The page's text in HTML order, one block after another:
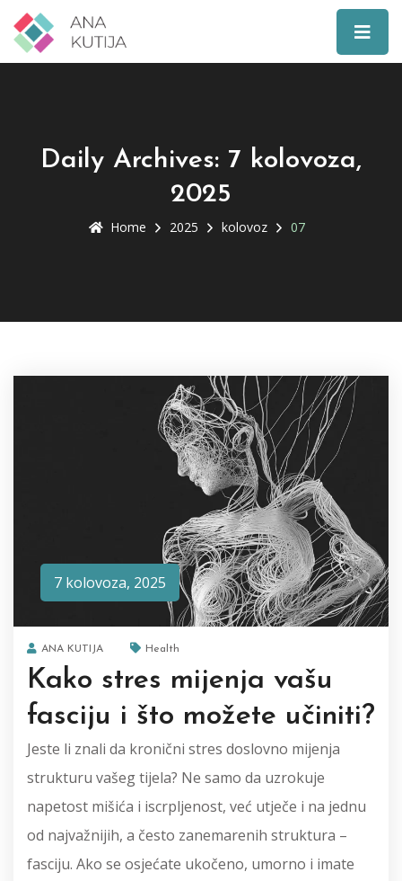
Daily Archives: 7 kolovoza,
2025
Home 2025 kolovoz 07
7 kolovoza, 2025
ANA KUTIJA Health
Kako stres mijenja vašu
fasciju i što možete učiniti?
Jeste li znali da kronični stres doslovno mijenja
strukturu vašeg tijela? Ne samo da uzrokuje
napetost mišića i iscrpljenost, već utječe i na jednu
od najvažnijih, a često zanemarenih struktura –
fasciju. Ako se osjećate ukočeno, umorno i imate